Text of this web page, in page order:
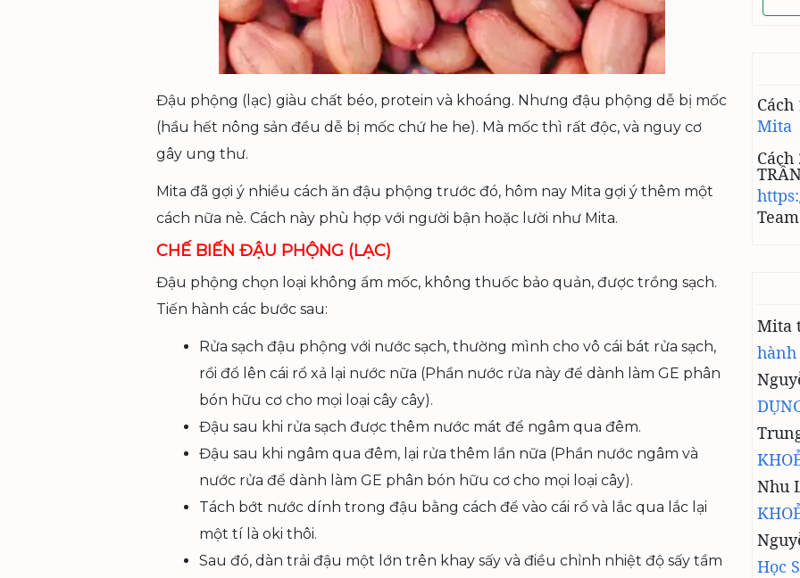
Đậu phộng (lạc) giàu chất béo, protein và khoáng. Nhưng đậu phộng dễ bị mốc
(hầu hết nông sản đều dễ bị mốc chứ he he). Mà mốc thì rất độc, và nguy cơ
gây ung thư.
Mita đã gợi ý nhiều cách ăn đậu phộng trước đó, hôm nay Mita gợi ý thêm một
cách nữa nè. Cách này phù hợp với người bận hoặc lười như Mita.
CHẾ BIẾN ĐẬU PHỘNG (LẠC)
Đậu phộng chọn loại không ẩm mốc, không thuốc bảo quản, được trồng sạch.
Tiến hành các bước sau:
Rửa sạch đậu phộng với nước sạch, thường mình cho vô cái bát rửa sạch,
rồi đổ lên cái rổ xả lại nước nữa (Phần nước rửa này để dành làm GE phân
bón hữu cơ cho mọi loại cây cây).
Đậu sau khi rửa sạch được thêm nước mát để ngâm qua đêm.
Đậu sau khi ngâm qua đêm, lại rửa thêm lần nữa (Phần nước ngâm và
nước rửa để dành làm GE phân bón hữu cơ cho mọi loại cây).
Tách bớt nước dính trong đậu bằng cách để vào cái rổ và lắc qua lắc lại
một tí là oki thôi.
Sau đó, dàn trải đậu một lớn trên khay sấy và điều chỉnh nhiệt độ sấy tầm
Mita
Mita
Nhu
Học